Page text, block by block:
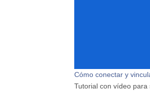
Cómo conectar y
Tutorial con vídeo para